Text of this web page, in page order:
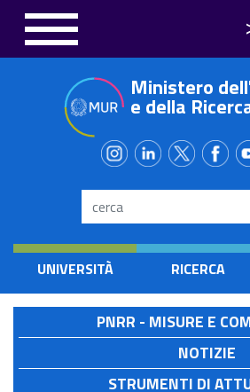
Ministero
e della
Search
UNIVERSITÀ RICERCA
PNRR - MISURE E
NOTIZIE
STRUMENTI DI